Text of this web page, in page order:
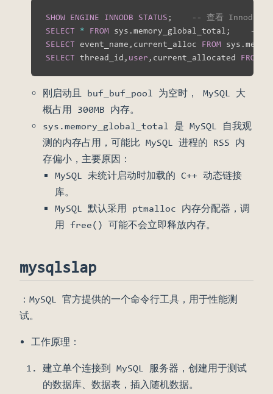
SHOW ENGINE INNODB STATUS ;
-- 查看 Innodb 引
SELECT
* FROM sys .memory_global_total ;
-- 查
SELECT event_name , current_alloc FROM sys .
SELECT thread_id , user , current_allocated FROM
刚启动且 buf_buf_pool 为空时， MySQL 大
概占用 300MB 内存。
sys.memory_global_total 是 MySQL 自我观
测的内存占用，可能比 MySQL 进程的 RSS 内
存偏小，主要原因：
MySQL 未统计启动时加载的 C++ 动态链接
库。
MySQL 默认采用 ptmalloc 内存分配器，调
用 free() 可能不会立即释放内存。
mysqlslap
：MySQL 官方提供的一个命令行工具，用于性能测
试。
工作原理：
建立单个连接到 MySQL 服务器，创建用于测试
的数据库、数据表，插入随机数据。